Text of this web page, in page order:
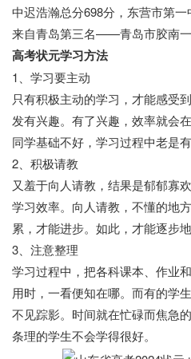
中迟浩瀚总分698分，东营市第
来自青岛第三名——青岛市胶南一
高考状元学习方法
1、学习要主动
只有积极主动的学习，才能感受
发有兴趣。有了兴趣，效率就会
同学基础不好，学习过程中老是有
2、积极请教
又羞于向人请教，结果是郁郁寡
学习效率。向人请教，不懂的地
累，才能进步。如此，才能逐步地
3、注意整理
学习过程中，把各科课本、作业
用时，一看便知在哪。而有的学
不见踪影。时间就在忙碌而焦急
条理的学生不会学得很好。